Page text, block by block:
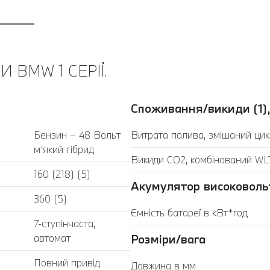
1 СЕРІЇ.
Бензин – 48 Вольт
м’який гібрид
160 (218) (5)
360 (5)
7-ступінчаста,
автомат
Повний привід
Споживання/викиди
Витрата палива, змішаний
Викиди CO2, комбінований
Акумулятор
Ємність батареї в кВт*год
Розміри/вага
Довжина в мм